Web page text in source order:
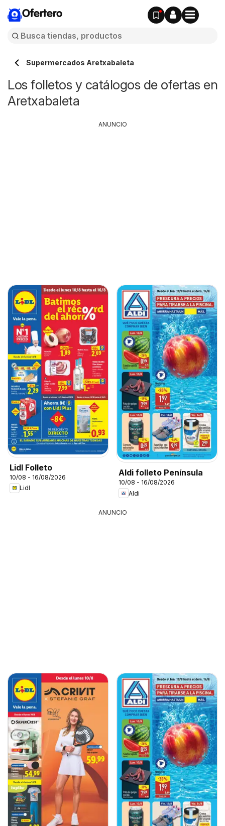
Ofertero
Supermercados Aretxabaleta
Los folletos y catálogos de ofertas en
Aretxabaleta
Lidl Folleto
10/08 - 16/08/2026
Lidl
Aldi folleto Península
10/08 - 16/08/2026
Aldi
ANUNCIO
ANUNCIO